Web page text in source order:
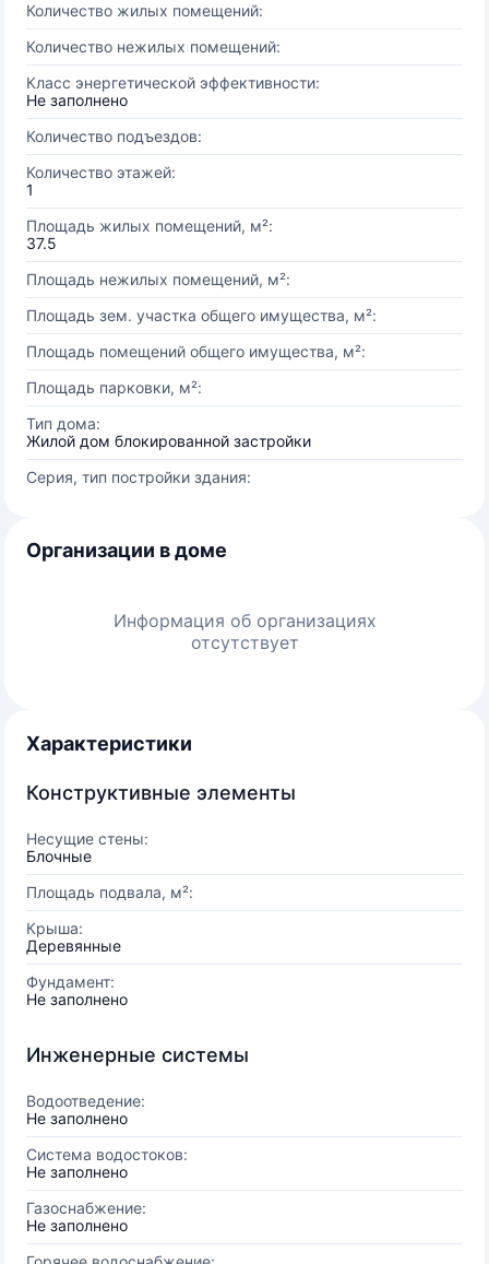
Количество жилых помещений:
Количество нежилых помещений:
Класс энергетической эффективности:
Не заполнено
Количество подъездов:
Количество этажей:
1
Площадь жилых помещений, м²:
37.5
Площадь нежилых помещений, м²:
Площадь зем. участка общего имущества, м²:
Площадь помещений общего имущества, м²:
Площадь парковки, м²:
Тип дома:
Жилой дом блокированной застройки
Серия, тип постройки здания:
Организации в доме
Информация об организациях
отсутствует
Характеристики
Конструктивные элементы
Несущие стены:
Блочные
Площадь подвала, м²:
Крыша:
Деревянные
Фундамент:
Не заполнено
Инженерные системы
Водоотведение:
Не заполнено
Система водостоков:
Не заполнено
Газоснабжение:
Не заполнено